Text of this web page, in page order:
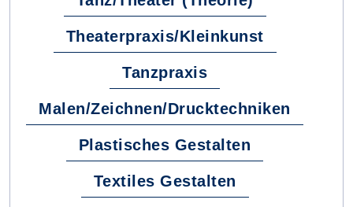
Theaterpraxis/Kleinkunst
Tanzpraxis
Malen/Zeichnen/Drucktechniken
Plastisches Gestalten
Textiles Gestalten